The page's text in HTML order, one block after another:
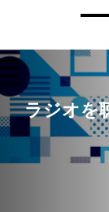
ラジオを